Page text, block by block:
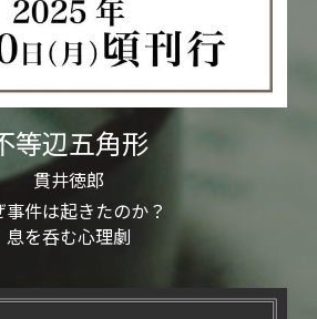
等辺五角形
貫井徳郎
事件は起きたのか？
息を呑む心理劇